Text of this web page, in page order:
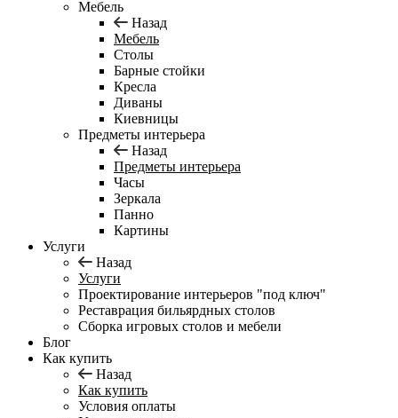
Мебель
Назад
Мебель
Столы
Барные стойки
Кресла
Диваны
Киевницы
Предметы интерьера
Назад
Предметы интерьера
Часы
Зеркала
Панно
Картины
Услуги
Назад
Услуги
Проектирование интерьеров "под ключ"
Реставрация бильярдных столов
Сборка игровых столов и мебели
Блог
Как купить
Назад
Как купить
Условия оплаты